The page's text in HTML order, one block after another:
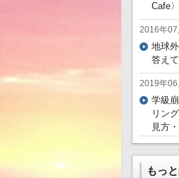
Cafe
2016年07
地球
答えて
2019年06
学級
リン
見方
もっ